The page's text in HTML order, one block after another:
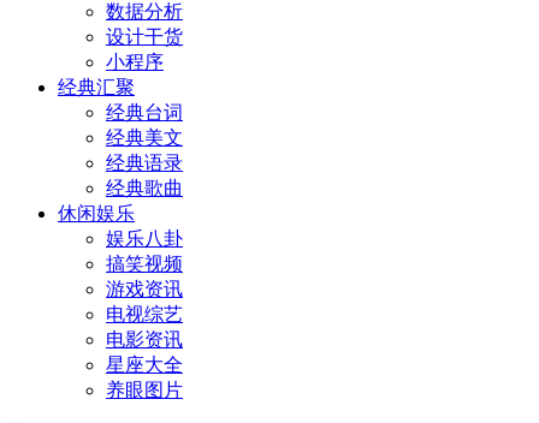
数据分析
设计干货
小程序
经典汇聚
经典台词
经典美文
经典语录
经典歌曲
休闲娱乐
娱乐八卦
搞笑视频
游戏资讯
电视综艺
电影资讯
星座大全
养眼图片